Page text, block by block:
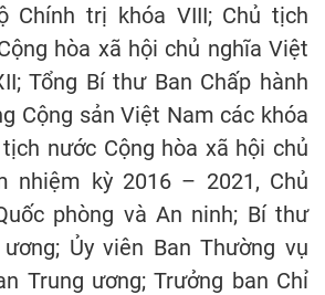
Chính trị khóa VIII; Chủ tịch
hòa xã hội chủ nghĩa Việt
Tổng Bí thư Ban Chấp hành
Cộng sản Việt Nam các khóa
tịch nước Cộng hòa xã hội chủ
nhiệm kỳ 2016 – 2021, Chủ
phòng và An ninh; Bí thư
Ủy viên Ban Thường vụ
Trung ương; Trưởng ban Chỉ